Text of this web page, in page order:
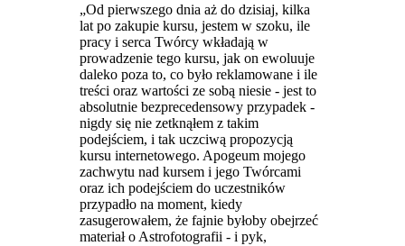
„Od pierwszego dnia aż do dzisiaj, kilka
lat po zakupie kursu, jestem w szoku, ile
pracy i serca Twórcy wkładają w
prowadzenie tego kursu, jak on ewoluuje
daleko poza to, co było reklamowane i ile
treści oraz wartości ze sobą niesie - jest to
absolutnie bezprecedensowy przypadek -
nigdy się nie zetknąłem z takim
podejściem, i tak uczciwą propozycją
kursu internetowego. Apogeum mojego
zachwytu nad kursem i jego Twórcami
oraz ich podejściem do uczestników
przypadło na moment, kiedy
zasugerowałem, że fajnie byłoby obejrzeć
materiał o Astrofotografii - i pyk,